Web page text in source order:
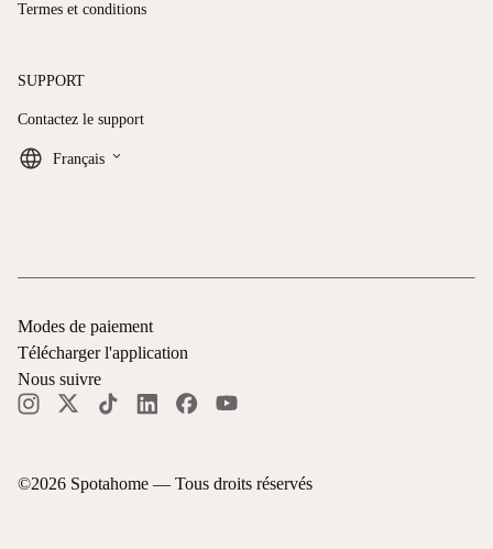
Termes et conditions
SUPPORT
Contactez le support
Français keyboard_arrow_down
©2026 Spotahome — Tous droits réservés
Modes de paiement
Télécharger l'application
Nous suivre